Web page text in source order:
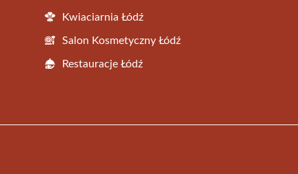
Kwiaciarnia Łódź
Salon Kosmetyczny Łódź
Restauracje Łódź